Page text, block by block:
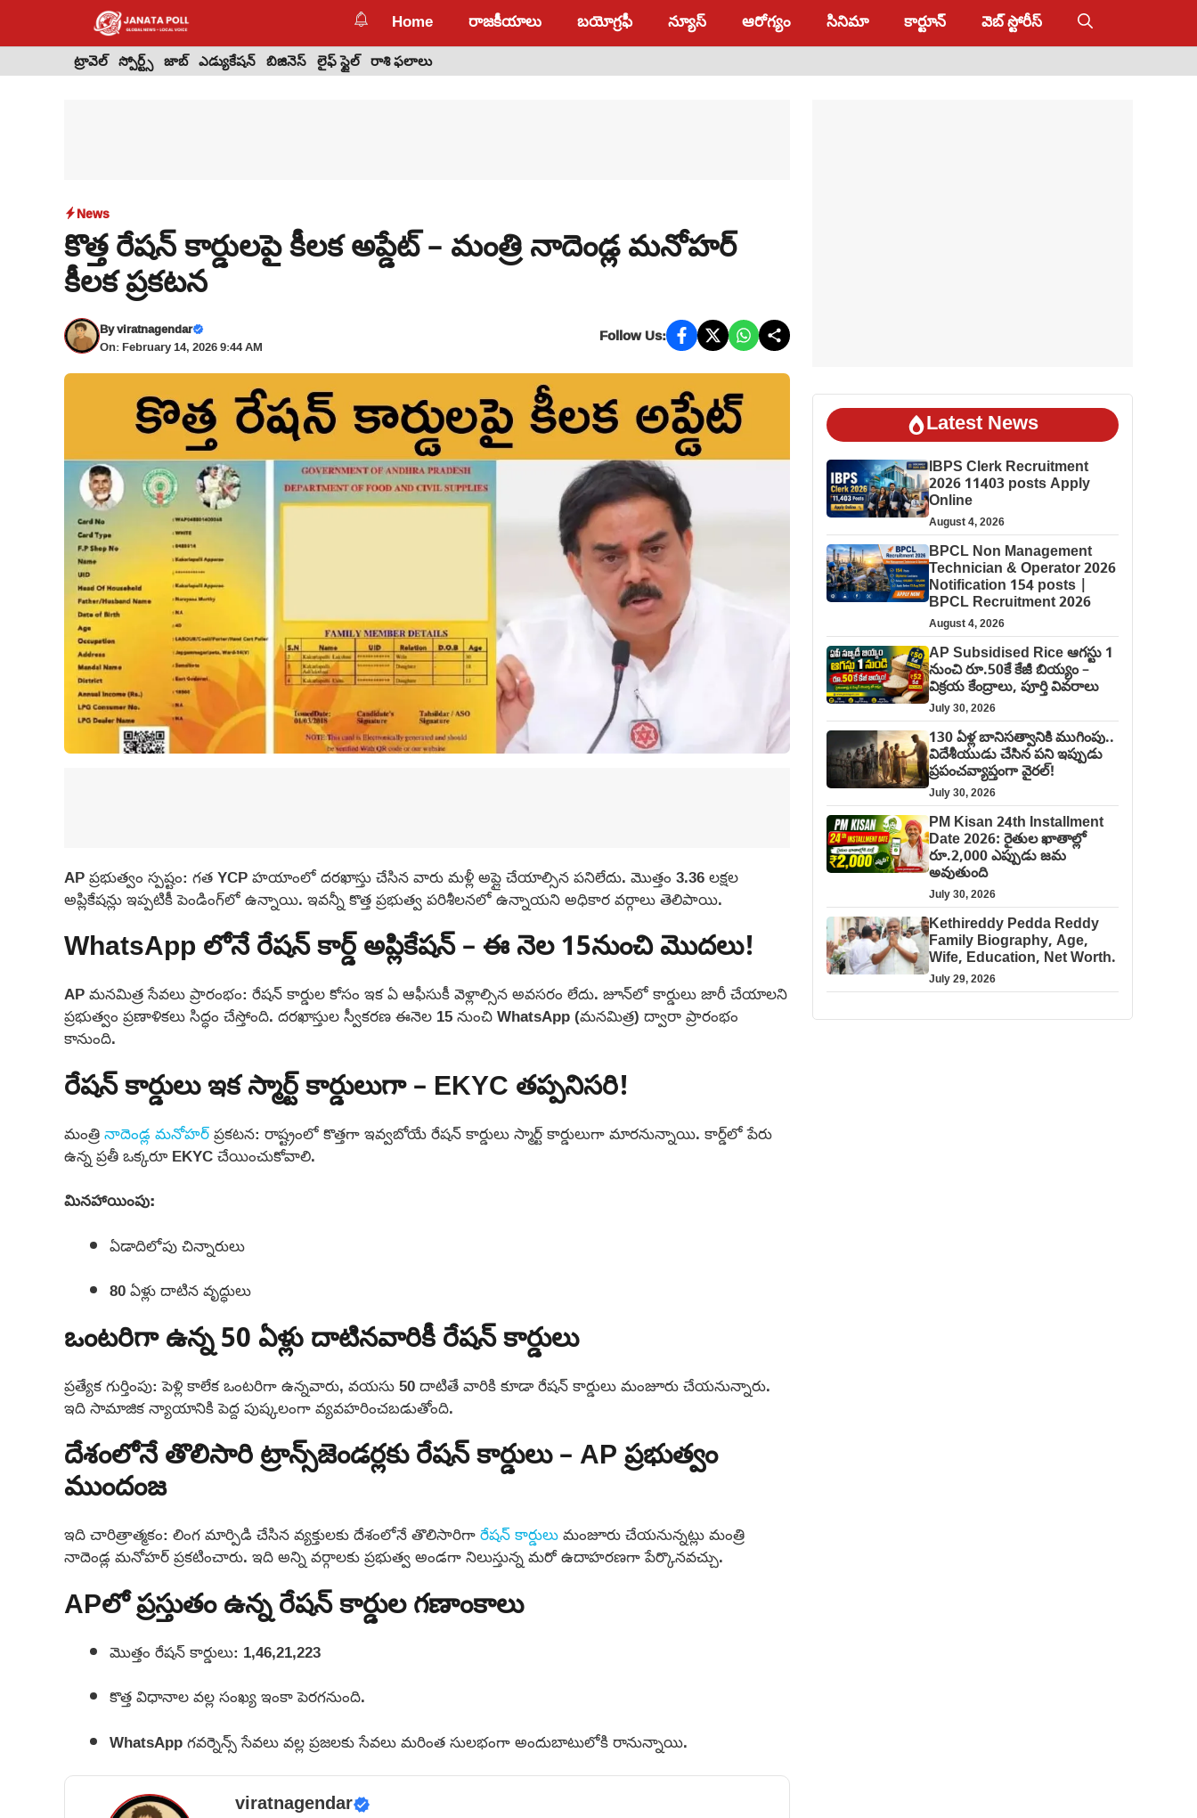
content
Home రాజకీయాలు బయోగ్రఫీ న్యూస్ ఆరోగ్యం సినిమా కార్టూన్ వెబ్ స్టోరీస్
ట్రావెల్ స్పోర్ట్స్ జాబ్ ఎడ్యుకేషన్ బిజినెస్ లైఫ్ స్టైల్ రాశి ఫలాలు
News
కొత్త రేషన్ కార్డులపై కీలక అప్డేట్ – మంత్రి నాదెండ్ల మనోహర్
కీలక ప్రకటన
Byviratnagendar
On: February 14, 2026 9:44 AM
Follow Us:
AP ప్రభుత్వం స్పష్టం: గత YCP హయాంలో దరఖాస్తు చేసిన వారు మళ్లీ అప్లై చేయాల్సిన పనిలేదు. మొత్తం 3.36 లక్షల
అప్లికేషన్లు ఇప్పటికీ పెండింగ్‌లో ఉన్నాయి. ఇవన్నీ కొత్త ప్రభుత్వ పరిశీలనలో ఉన్నాయని అధికార వర్గాలు తెలిపాయి.
WhatsApp లోనే రేషన్ కార్డ్ అప్లికేషన్ – ఈ నెల 15నుంచి మొదలు!
AP మనమిత్ర సేవలు ప్రారంభం: రేషన్ కార్డుల కోసం ఇక ఏ ఆఫీసుకీ వెళ్లాల్సిన అవసరం లేదు. జూన్‌లో కార్డులు జారీ చేయాలని
ప్రభుత్వం ప్రణాళికలు సిద్ధం చేస్తోంది. దరఖాస్తుల స్వీకరణ ఈనెల 15 నుంచి WhatsApp (మనమిత్ర) ద్వారా ప్రారంభం
కానుంది.
రేషన్ కార్డులు ఇక స్మార్ట్ కార్డులుగా – EKYC తప్పనిసరి!
మంత్రినాదెండ్ల మనోహర్ప్రకటన: రాష్ట్రంలో కొత్తగా ఇవ్వబోయే రేషన్ కార్డులు స్మార్ట్ కార్డులుగా మారనున్నాయి. కార్డ్‌లో పేరు
ఉన్న ప్రతీ ఒక్కరూ EKYC చేయించుకోవాలి.
మినహాయింపు:
ఏడాదిలోపు చిన్నారులు
80 ఏళ్లు దాటిన వృద్ధులు
ఒంటరిగా ఉన్న 50 ఏళ్లు దాటినవారికీ రేషన్ కార్డులు
ప్రత్యేక గుర్తింపు: పెళ్లి కాలేక ఒంటరిగా ఉన్నవారు, వయసు 50 దాటితే వారికి కూడా రేషన్ కార్డులు మంజూరు చేయనున్నారు.
ఇది సామాజిక న్యాయానికి పెద్ద పుష్కలంగా వ్యవహరించబడుతోంది.
దేశంలోనే తొలిసారి ట్రాన్స్‌జెండర్లకు రేషన్ కార్డులు – AP ప్రభుత్వం
ముందంజ
ఇది చారిత్రాత్మకం: లింగ మార్పిడి చేసిన వ్యక్తులకు దేశంలోనే తొలిసారిగారేషన్ కార్డులుమంజూరు చేయనున్నట్లు మంత్రి
నాదెండ్ల మనోహర్ ప్రకటించారు. ఇది అన్ని వర్గాలకు ప్రభుత్వ అండగా నిలుస్తున్న మరో ఉదాహరణగా పేర్కొనవచ్చు.
APలో ప్రస్తుతం ఉన్న రేషన్ కార్డుల గణాంకాలు
మొత్తం రేషన్ కార్డులు: 1,46,21,223
కొత్త విధానాల వల్ల సంఖ్య ఇంకా పెరగనుంది.
WhatsApp గవర్నెన్స్ సేవలు వల్ల ప్రజలకు సేవలు మరింత సులభంగా అందుబాటులోకి రానున్నాయి.
viratnagendar
Latest News
IBPS Clerk Recruitment
2026 11403 posts Apply
Online
August 4, 2026
BPCL Non Management
Technician & Operator 2026
Notification 154 posts |
BPCL Recruitment 2026
August 4, 2026
AP Subsidised Rice ఆగస్టు 1
నుంచి రూ.50కే కేజీ బియ్యం –
విక్రయ కేంద్రాలు, పూర్తి వివరాలు
July 30, 2026
130 ఏళ్ల బానిసత్వానికి ముగింపు..
విదేశీయుడు చేసిన పని ఇప్పుడు
ప్రపంచవ్యాప్తంగా వైరల్!
July 30, 2026
PM Kisan 24th Installment
Date 2026: రైతుల ఖాతాల్లో
రూ.2,000 ఎప్పుడు జమ
అవుతుంది
July 30, 2026
Kethireddy Pedda Reddy
Family Biography, Age,
Wife, Education, Net Worth.
July 29, 2026